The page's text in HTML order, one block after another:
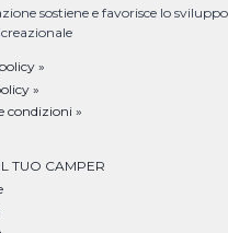
sostiene e favorisce lo
»
»
condizioni »
TUO CAMPER